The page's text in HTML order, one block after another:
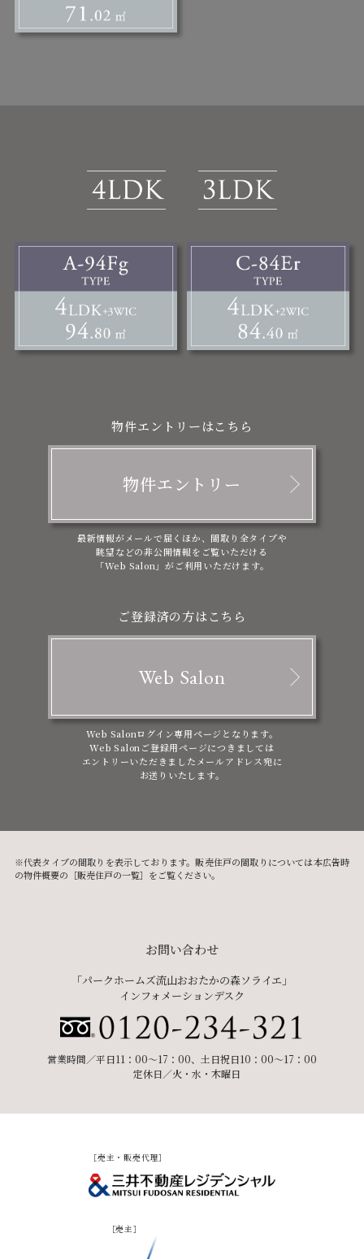
物件エントリーはこちら
物件エントリー
最新情報がメールで届くほか、間取り全タイプや
眺望などの非公開情報をご覧いただける
「Web Salon」がご利用いただけます。
ご登録済の方はこちら
Web Salon
Web Salonログイン専用ページとなります。
Web Salonご登録用ページにつきましては
エントリーいただきましたメールアドレス宛に
お送りいたします。
※代表タイプの間取りを表示しております。販売住戸の間取りについては本広告時
の物件概要の［販売住戸の一覧］をご覧ください。
お問い合わせ
「パークホームズ流山おおたかの森ソライエ」
インフォメーションデスク
営業時間／平日11：00〜17：00、土日祝日10：00～17：00
定休日／火・水・木曜日
［売主・販売代理］
［売主］